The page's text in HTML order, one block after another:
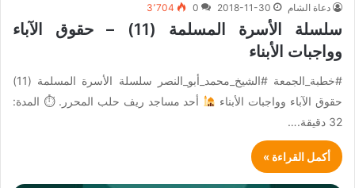
دعاة الشام 2018-11-30
0 3٬704
سلسلة الأسرة المسلمة (11) – حقوق الآباء
وواجبات الأبناء
#خطبة_الجمعة #الشيخ_محمد_أبو_النصر سلسلة الأسرة المسلمة (11)
حقوق الآباء وواجبات الأبناء
أحد مساجد ريف حلب المحرر. ⏱ المدة:
32 دقيقة.…
أكمل القراءة »